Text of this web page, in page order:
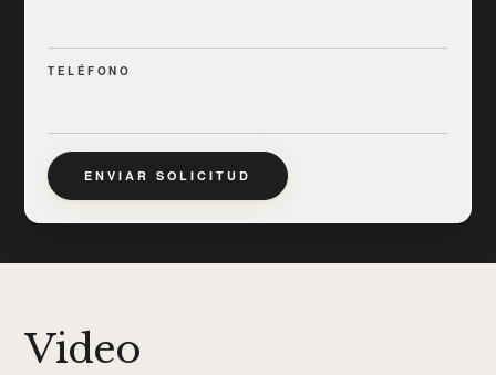
TELÉFONO
ENVIAR SOLICITUD
Video